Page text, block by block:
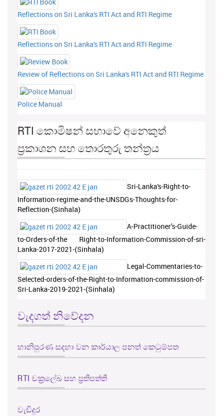
Reflections on Sri Lanka's RTI Act and RTI Regime
Reflections on Sri Lanka's RTI Act and RTI Regime
Review of Reflections on Sri Lanka's RTI Act and RTI Regime
Police Manual
RTI කොමිෂන් සභාවේ අනෙකුත්
ප්‍රකාශන සහ තොරතුරු තන්ත්‍රය
Sri-Lanka's-Right-to-
Information-regime-and-the-UNSDGs-Thoughts-for-
Reflection-(Sinhala)
A-Practitioner’s-Guide-
to-Orders-of-the Right-to-Information-Commission-of-sri-
Lanka-2017-2021-(Sinhala)
Legal-Commentaries-to-
Selected-orders-of-the-Right-to-Information-commission-of-
Sri-Lanka-2019-2021-(Sinhala)
වැදගත් නිවේදන
හානිපුරණ සදහා වන කාර්යාල පනත් කෙටුම්පත
RTI චක්‍රලේඛ සහ ප්‍රතිපත්ති
වැඩිදුර